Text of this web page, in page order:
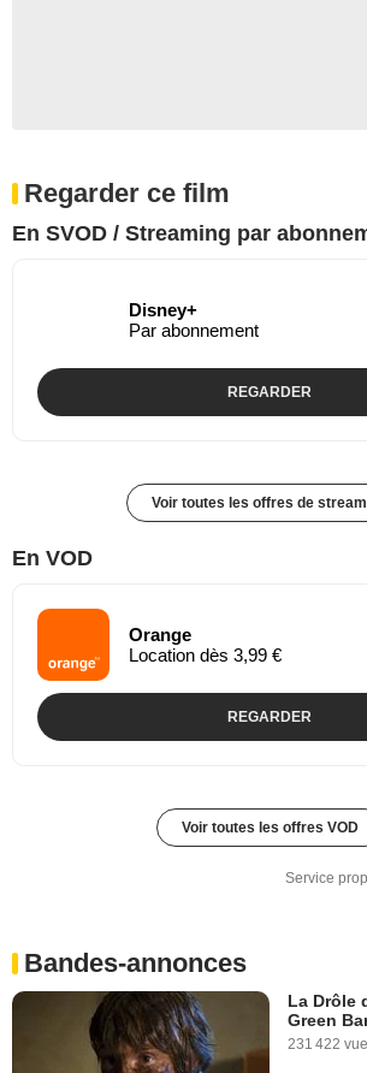
Regarder ce film
En SVOD / Streaming par
Disney+
Par abonnement
REGARDER
Voir toutes les offres de
En VOD
Orange
Location dès 3,99 €
REGARDER
Voir toutes les offres VOD
Service
Bandes-annonces
La Drôle
Green
231 422